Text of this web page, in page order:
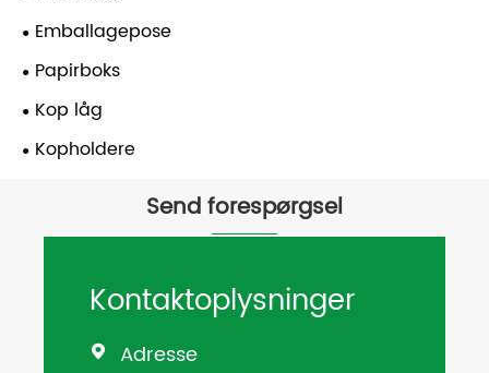
Emballagepose
Papirboks
Kop låg
Kopholdere
Send forespørgsel
Kontaktoplysninger
 Adresse